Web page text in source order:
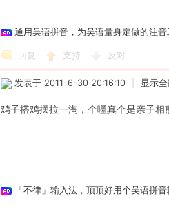
通用吴语拼音，为吴语量身定做的注音
回复 支持 反对
发表于 2011-6-30 20:16:10 显示
鸡子搭鸡摆拉一淘，个嚜真个是亲子相
「不律」输入法，顶顶好用个吴语拼音